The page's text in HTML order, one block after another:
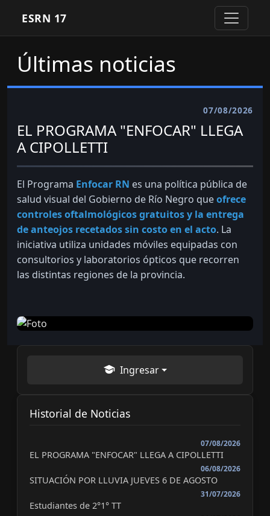
ESRN 17
Últimas noticias
07/08/2026
EL PROGRAMA "ENFOCAR" LLEGA
A CIPOLLETTI
El Programa Enfocar RN es una política pública de
salud visual del Gobierno de Río Negro queofrece
controles oftalmológicos gratuitos y la entrega
de anteojos recetados sin costo en el acto. La
iniciativa utiliza unidades móviles equipadas con
consultorios y laboratorios ópticos que recorren
las distintas regiones de la provincia.
Ingresar
Historial de Noticias
07/08/2026
EL PROGRAMA "ENFOCAR" LLEGA A CIPOLLETTI
06/08/2026
SITUACIÓN POR LLUVIA JUEVES 6 DE AGOSTO
31/07/2026
Estudiantes de 2°1° TT